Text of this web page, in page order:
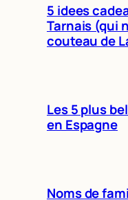
5 idees
Tarnais (qui
couteau de
Les 5 plus
en Espagne
Noms de